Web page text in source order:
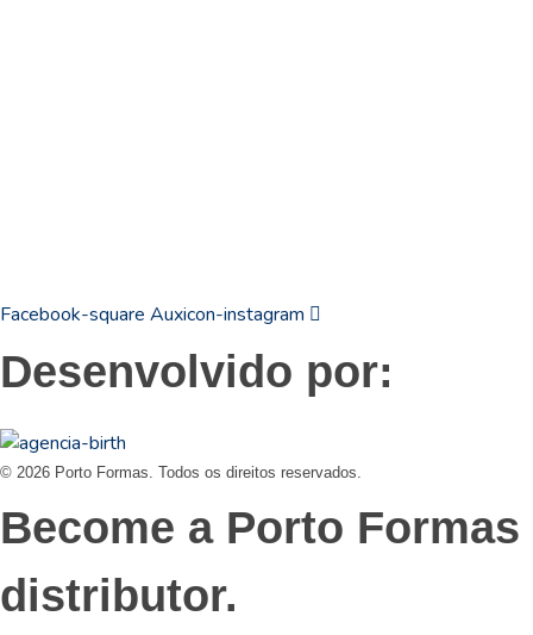
Facebook-square Auxicon-instagram
Desenvolvido por:
© 2026 Porto Formas. Todos os direitos reservados.
Become a Porto Formas
distributor.